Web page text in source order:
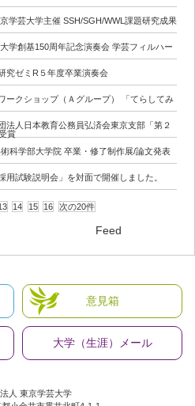
学芸大学主催 SSH/SGH/WWL課題研究成果
学創基150周年記念演奏会 学芸フィルハー
究ゼミR５年度卒業演奏会
ークショップ（Ａグループ） 「てらしてみ
法人日本教育公務員弘済会東京支部「第２
賞
科学部大学院 卒業・修了制作展/論文発表
用試験説明会」を対面で開催しました。
14 15 16 次の20件
Feed
人 東京学芸大学
意見箱
大学（生涯）メール